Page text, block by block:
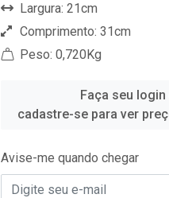
Largura: 21cm
Comprimento: 31cm
Peso: 0,720Kg
Faça seu login
cadastre-se para ver
Avise-me quando chegar